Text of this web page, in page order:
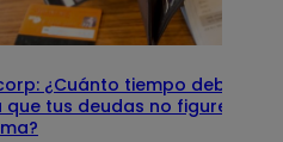
¿Cuánto tiempo debe pasar
tus deudas no figuren en su